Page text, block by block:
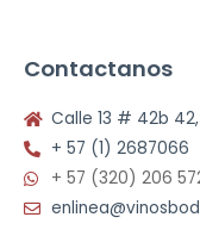
Contactanos
Calle 13 # 42b
+ 57 (1) 2687066
+ 57 (320) 206